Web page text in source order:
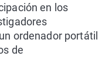
en los
ordenador portátil
de